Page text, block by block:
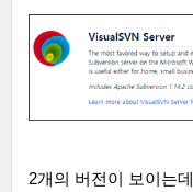
2개의 버전이 보이는데